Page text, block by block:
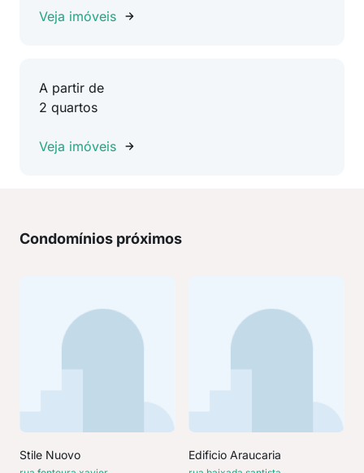
Veja imóveis
A partir de
2 quartos
Veja imóveis
Condomínios próximos
Stile Nuovo Edificio Araucaria